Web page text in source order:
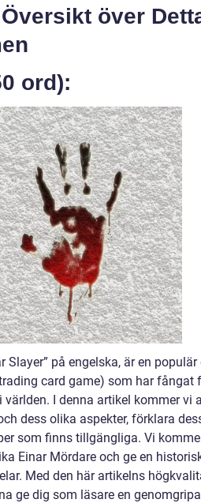
över
ord):
Slayer” på engelska, är en populär
card game) som har fångat
I denna artikel kommer vi
dess olika aspekter, förklara
som finns tillgängliga. Vi
Einar Mördare och ge en
Med den här artikelns
ge dig som läsare en